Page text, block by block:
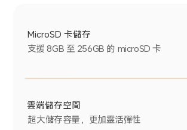
MicroSD 卡儲存
支援 8GB 至 256GB 的 microSD 卡
雲端儲存空間
超大儲存容量，更加靈活彈性